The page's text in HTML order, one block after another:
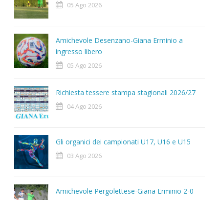
05 Ago 2026
Amichevole Desenzano-Giana Erminio a
ingresso libero
05 Ago 2026
Richiesta tessere stampa stagionali 2026/27
04 Ago 2026
Gli organici dei campionati U17, U16 e U15
03 Ago 2026
Amichevole Pergolettese-Giana Erminio 2-0